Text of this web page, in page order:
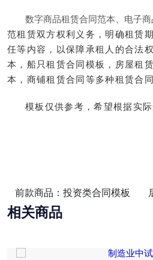
数字商品租赁合同范本、电子
范租赁双方权利义务，明确租赁
任等内容，以保障承租人的合法
本，船只租赁合同模板，房屋租
本，商铺租赁合同等多种租赁合同
模板仅供参考，希望根据实际
前款商品：投资类合同模板
相关商品